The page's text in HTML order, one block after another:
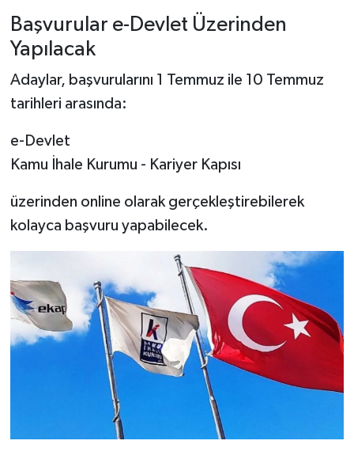
Başvurular e-Devlet Üzerinden
Yapılacak
Adaylar, başvurularını 1 Temmuz ile 10 Temmuz
tarihleri arasında:
e-Devlet
Kamu İhale Kurumu - Kariyer Kapısı
üzerinden online olarak gerçekleştirebilerek
kolayca başvuru yapabilecek.